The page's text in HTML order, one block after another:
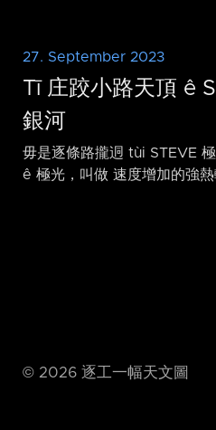
27. September 2023
Tī 庄跤小路天頂 ê
銀河
毋是逐條路攏迵 tùi STEVE
ê 極光，叫做 速度增加的強熱
© 2026 逐工一幅天文圖